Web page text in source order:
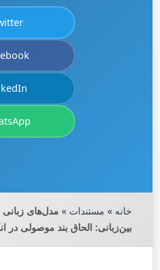
خانه » مستندات »
بین‌زبانی: الحاق بند موصولی در